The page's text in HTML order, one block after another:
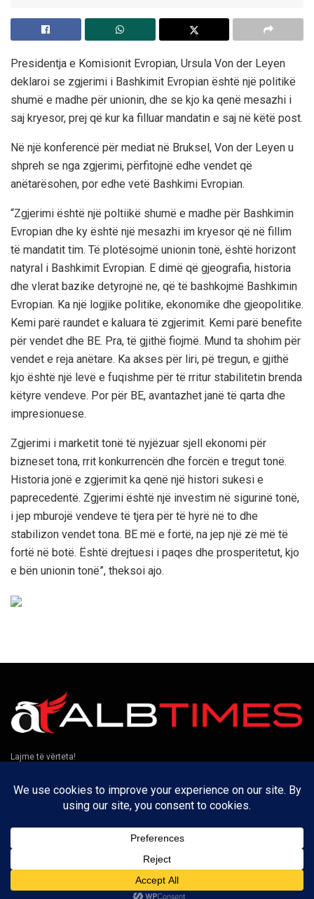
Presidentja e Komisionit Evropian, Ursula Von der Leyen
deklaroi se zgjerimi i Bashkimit Evropian është një politikë
shumë e madhe për unionin, dhe se kjo ka qenë mesazhi i
saj kryesor, prej që kur ka filluar mandatin e saj në këtë post.
Në një konferencë për mediat në Bruksel, Von der Leyen u
shpreh se nga zgjerimi, përfitojnë edhe vendet që
anëtarësohen, por edhe vetë Bashkimi Evropian.
“Zgjerimi është një poltiikë shumë e madhe për Bashkimin
Evropian dhe ky është një mesazhi im kryesor që në fillim
të mandatit tim. Të plotësojmë unionin tonë, është horizont
natyral i Bashkimit Evropian. E dimë që gjeografia, historia
dhe vlerat bazike detyrojnë ne, që të bashkojmë Bashkimin
Evropian. Ka një logjike politike, ekonomike dhe gjeopolitike.
Kemi parë raundet e kaluara të zgjerimit. Kemi parë benefite
për vendet dhe BE. Pra, të gjithë fiojmë. Mund ta shohim për
vendet e reja anëtare. Ka akses për liri, pë tregun, e gjithë
kjo është një levë e fuqishme për të rritur stabilitetin brenda
këtyre vendeve. Por për BE, avantazhet janë të qarta dhe
impresionuese.
Zgjerimi i marketit tonë të nyjëzuar sjell ekonomi për
bizneset tona, rrit konkurrencën dhe forcën e tregut tonë.
Historia jonë e zgjerimit ka qenë një histori sukesi e
paprecedentë. Zgjerimi është një investim në sigurinë tonë,
i jep mburojë vendeve të tjera për të hyrë në to dhe
stabilizon vendet tona. BE më e fortë, na jep një zë më të
fortë në botë. Është drejtuesi i paqes dhe prosperitetut, kjo
e bën unionin tonë”, theksoi ajo.
Lajme të vërteta!
Të tjera
Kontakt Puno me ne Privatësia
Na ndiqni